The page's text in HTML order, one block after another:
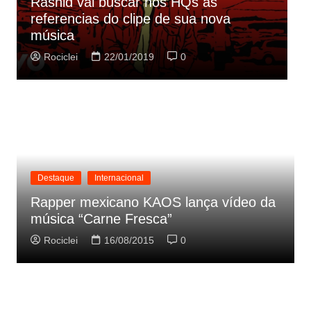
Cynthia Luz lança “Era Uma Vez”,
parceria com Zeca Baleiro
Rociclei 21/01/2019 0
Destaque Internacional
Rapper mexicano KAOS lança vídeo da
música “Carne Fresca”
Rociclei 16/08/2015 0